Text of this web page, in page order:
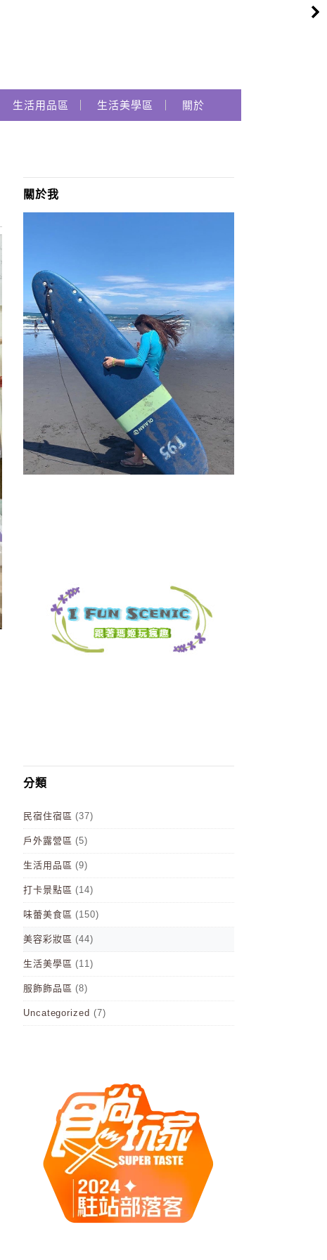
生活用品區 生活美學區 關於
關於我
分類
民宿住宿區 (37)
戶外露營區 (5)
生活用品區 (9)
打卡景點區 (14)
味蕾美食區 (150)
美容彩妝區 (44)
生活美學區 (11)
服飾飾品區 (8)
Uncategorized (7)